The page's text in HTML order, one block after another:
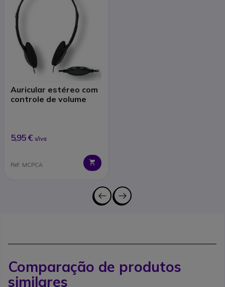
Auricular estéreo com
controle de volume
5,95 € s/iva
Ref: MCPCA
Comparação de produtos
similares